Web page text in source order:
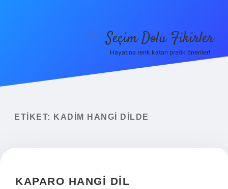
Yasal Uyarı
menüyüSeçim Dolu Fikirler
Hayatına renk katan pratik öneriler!
ETIKET: KADIM HANGI DILDE
KAPARO HANGI DIL